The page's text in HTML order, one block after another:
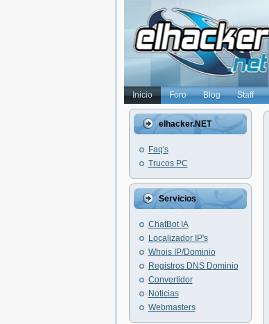
Inicio Foro Blog Staff
elhacker.NET
Faq's
Trucos PC
Servicios
ChatBot IA
Localizador IP's
Whois IP/Dominio
Registros DNS Dominio
Convertidor
Noticias
Webmasters